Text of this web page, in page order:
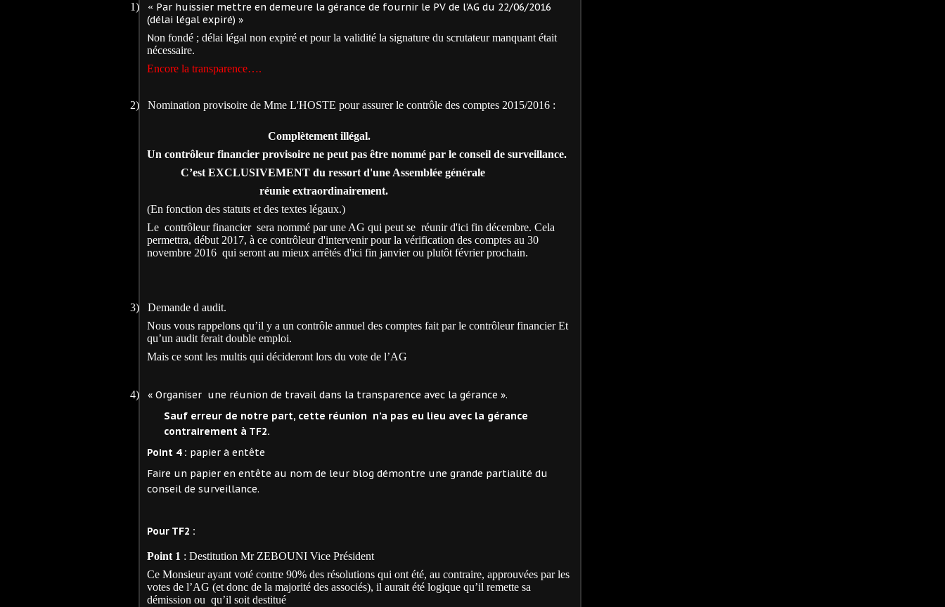
1)
« Par huissier mettre en demeure la gérance de fournir le PV de l’AG du 22/06/2016
(délai légal expiré) »
Non fondé ; délai légal non expiré et pour la validité la signature du scrutateur manquant était
nécessaire.
Encore la transparence….
2) Nomination provisoire de Mme L'HOSTE pour assurer le contrôle des comptes 2015/2016 :
Complètement illégal.
Un contrôleur financier provisoire ne peut pas être nommé par le conseil de surveillance.
C’est EXCLUSIVEMENT du ressort d'une Assemblée générale
réunie extraordinairement.
(En fonction des statuts et des textes légaux.)
Le contrôleur financier sera nommé par une AG qui peut se réunir d'ici fin décembre. Cela
permettra, début 2017, à ce contrôleur d'intervenir pour la vérification des comptes au 30
novembre 2016 qui seront au mieux arrêtés d'ici fin janvier ou plutôt février prochain.
3)
Demande d audit.
Nous vous rappelons qu’il y a un contrôle annuel des comptes fait par le contrôleur financier Et
qu’un audit ferait double emploi.
Mais ce sont les multis qui décideront lors du vote de l’AG
4)
« Organiser une réunion de travail dans la transparence avec la gérance ».
Sauf erreur de notre part, cette réunion n’a pas eu lieu avec la gérance
contrairement à TF2.
Point 4 : papier à entête
Faire un papier en entête au nom de leur blog démontre une grande partialité du
conseil de surveillance.
Pour TF2 :
Point 1 : Destitution Mr ZEBOUNI Vice Président
Ce Monsieur ayant voté contre 90% des résolutions qui ont été, au contraire, approuvées par les
votes de l’AG (et donc de la majorité des associés), il aurait été logique qu’il remette sa
démission ou qu’il soit destitué